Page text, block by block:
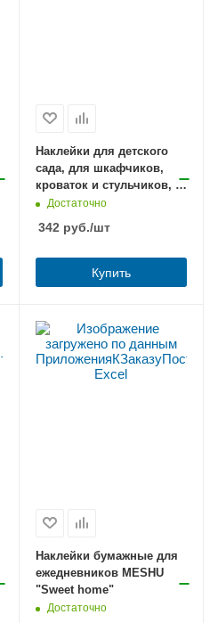
Наклейки для детского
сада, для шкафчиков,
кроваток и стульчиков, 5
листов
Достаточно
342 руб./шт
Купить
Наклейки бумажные для
ежедневников MESHU
"Sweet home"
Достаточно